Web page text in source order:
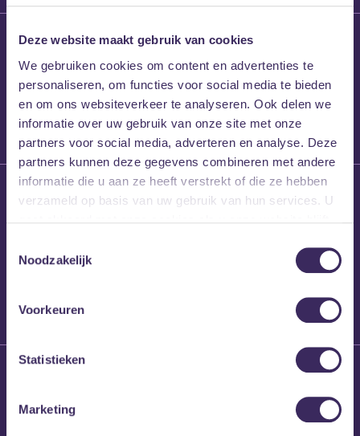
Deze website maakt gebruik van cookies
We gebruiken cookies om content en advertenties te
personaliseren, om functies voor social media te bieden
en om ons websiteverkeer te analyseren. Ook delen we
informatie over uw gebruik van onze site met onze
partners voor social media, adverteren en analyse. Deze
partners kunnen deze gegevens combineren met andere
informatie die u aan ze heeft verstrekt of die ze hebben
verzameld op basis van uw gebruik van hun services. U
Noodzakelijk
Voorkeuren
Statistieken
Marketing
27 maart 2026
Willem’s Blog:
Frans Kalf
26 maart 2026
Willem’s Blog: High
Brennt Vanneste